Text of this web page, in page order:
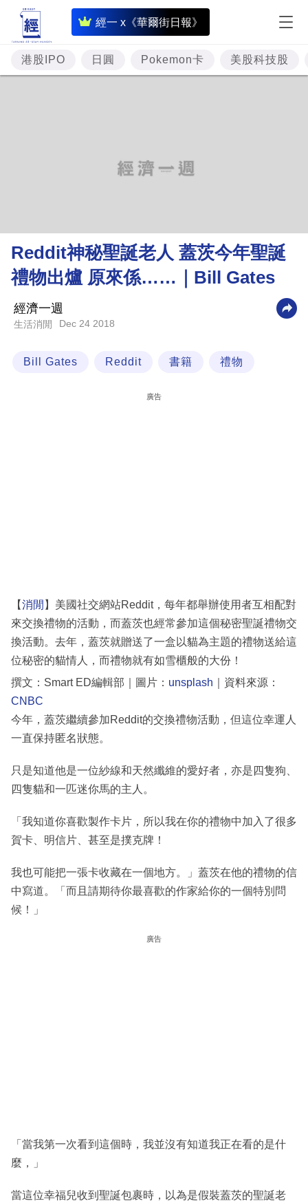
經一 x《華爾街日報》
即
時
財
經
理
財
商
科
區
港股IPO 日圓 Pokemon卡 美股科技股
Reddit神秘聖誕老人 蓋茨今年聖誕
禮物出爐 原來係……｜Bill Gates
經濟一週
生活消閒 Dec 24 2018
Bill Gates Reddit 書籍 禮物
廣告
【消閒 】美國社交網站Reddit，每年都舉辦使用者互相配對
來交換禮物的活動，而蓋茨也經常參加這個秘密聖誕禮物交
換活動。去年，蓋茨就贈送了一盒以貓為主題的禮物送給這
位秘密的貓情人，而禮物就有如雪櫃般的大份！
撰文：Smart ED編輯部｜圖片： unsplash ｜資料來源：
CNBC
今年，蓋茨繼續參加Reddit的交換禮物活動，但這位幸運人
一直保持匿名狀態。
只是知道他是一位紗線和天然纖維的愛好者，亦是四隻狗、
四隻貓和一匹迷你馬的主人。
「我知道你喜歡製作卡片，所以我在你的禮物中加入了很多
賀卡、明信片、甚至是撲克牌！
我也可能把一張卡收藏在一個地方。」蓋茨在他的禮物的信
中寫道。「而且請期待你最喜歡的作家給你的一個特別問
候！」
廣告
「當我第一次看到這個時，我並沒有知道我正在看的是什
麼，」
當這位幸福兒收到聖誕包裹時，以為是假裝蓋茨的聖誕老